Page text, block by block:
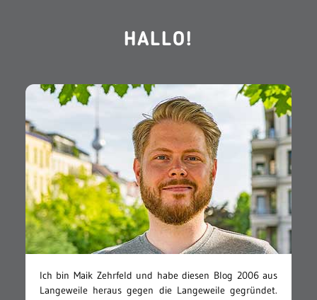
HALLO!
Ich bin Maik Zehrfeld und habe diesen Blog 2006 aus
Langeweile heraus gegen die Langeweile gegründet.